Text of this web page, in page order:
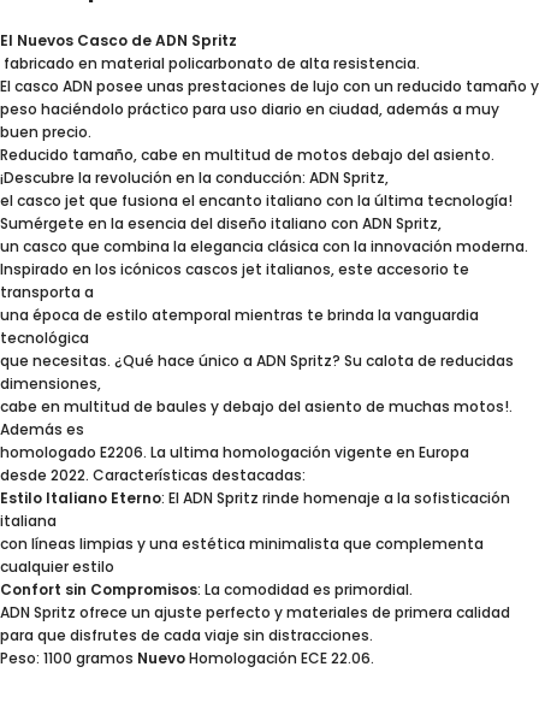
El Nuevos Casco de ADN Spritz
fabricado en material policarbonato de alta resistencia.
El casco ADN posee unas prestaciones de lujo con un reducido tamaño y
peso haciéndolo práctico para uso diario en ciudad, además a muy
buen precio.
Reducido tamaño, cabe en multitud de motos debajo del asiento.
¡Descubre la revolución en la conducción: ADN Spritz,
el casco jet que fusiona el encanto italiano con la última tecnología!
Sumérgete en la esencia del diseño italiano con ADN Spritz,
un casco que combina la elegancia clásica con la innovación moderna.
Inspirado en los icónicos cascos jet italianos, este accesorio te
transporta a
una época de estilo atemporal mientras te brinda la vanguardia
tecnológica
que necesitas. ¿Qué hace único a ADN Spritz? Su calota de reducidas
dimensiones,
cabe en multitud de baules y debajo del asiento de muchas motos!.
Además es
homologado E2206. La ultima homologación vigente en Europa
desde 2022. Características destacadas:
Estilo Italiano Eterno: El ADN Spritz rinde homenaje a la sofisticación
italiana
con líneas limpias y una estética minimalista que complementa
cualquier estilo
Confort sin Compromisos: La comodidad es primordial.
ADN Spritz ofrece un ajuste perfecto y materiales de primera calidad
para que disfrutes de cada viaje sin distracciones.
Peso: 1100 gramos NuevoHomologación ECE 22.06.